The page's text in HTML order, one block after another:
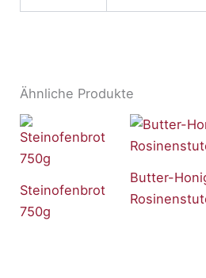
Ähnliche Produkte
Steinofenbrot
750g
Butter-